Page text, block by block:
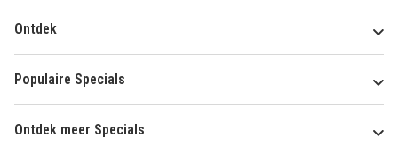
Ontdek
Populaire Specials
Ontdek meer Specials